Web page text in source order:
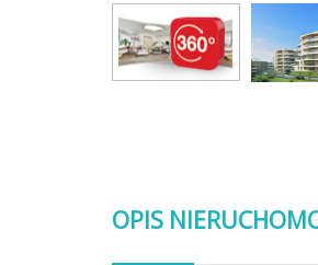
OPIS